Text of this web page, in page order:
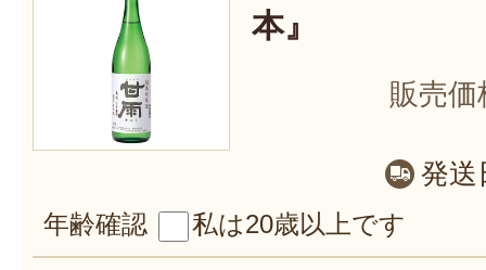
本』
販売価
発送
年齢確認 私は20歳以上です